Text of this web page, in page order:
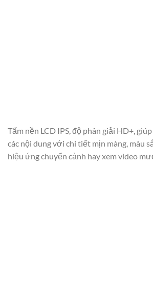
Tấm nền LCD IPS, độ phân giải HD+,
các nội dung với chi tiết mịn màng, màu
hiệu ứng chuyển cảnh hay xem video